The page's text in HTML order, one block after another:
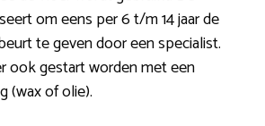
om eens per 6 t/m 14 jaar de
te geven door een specialist.
ook gestart worden met een
(wax of olie).